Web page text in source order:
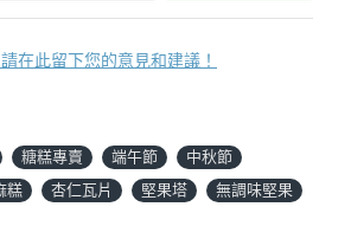
在此留下您的意見和建議！
糖糕專賣 端午節
中秋節
糕 杏仁瓦片 堅果塔
無調味堅果